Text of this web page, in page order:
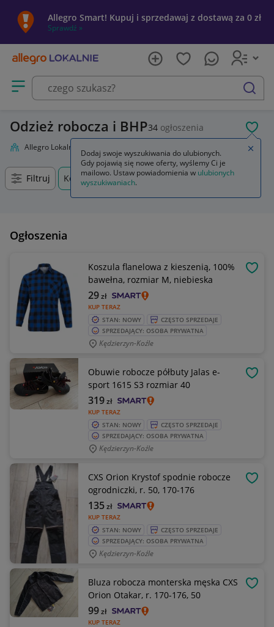
Allegro Smart! Kupuj i sprzedawaj z dostawą za 0 zł
Sprawdź »
Otwórz menu z kategoriami
szukaj
Odzież robocza i BHP34 ogłoszenia
Allegro Lokalnie Odzież robocza i BHP
Filtruj Kędzierzyn-Koźle, Opolskie, +0 km
Ogłoszenia
Koszula flanelowa z kieszenią, 100%
bawełna, rozmiar M, niebieska
KUP TERAZ
29zł
STAN: NOWY
CZĘSTO SPRZEDAJE
SPRZEDAJĄCY: OSOBA PRYWATNA
Kędzierzyn-Koźle
Obuwie robocze półbuty Jalas e-
sport 1615 S3 rozmiar 40
KUP TERAZ
319zł
STAN: NOWY
CZĘSTO SPRZEDAJE
SPRZEDAJĄCY: OSOBA PRYWATNA
Kędzierzyn-Koźle
CXS Orion Krystof spodnie robocze
ogrodniczki, r. 50, 170-176
KUP TERAZ
135zł
STAN: NOWY
CZĘSTO SPRZEDAJE
SPRZEDAJĄCY: OSOBA PRYWATNA
Kędzierzyn-Koźle
Bluza robocza monterska męska CXS
Orion Otakar, r. 170-176, 50
KUP TERAZ
99zł
Dodaj swoje wyszukiwania do ulubionych.
Gdy pojawią się nowe oferty, wyślemy Ci je
mailowo. Ustaw powiadomienia w ulubionych
wyszukiwaniach.